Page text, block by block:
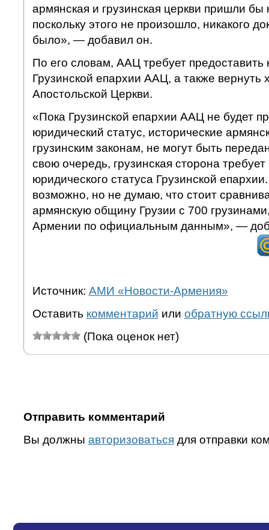
армянская и грузинская церкви пришли бы
поскольку этого не произошло, никакого
было», — добавил он.
По его словам, ААЦ требует предоставить
Грузинской епархии ААЦ, а также вернуть
Апостольской Церкви.
«Пока Грузинской епархии ААЦ не будет
юридический статус, исторические
грузинским законам, не могут быть
свою очередь, грузинская сторона
юридического статуса Грузинской
возможно, но не думаю, что стоит
армянскую общину Грузии с 700
Армении по официальным данным», —
Источник: АМИ «Новости-Армения»
Оставить комментарий или обратную
(Пока оценок нет)
Отправить комментарий
Вы должны авторизоваться для отправки